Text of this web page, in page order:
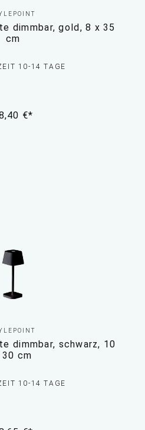
dimmbar, gold, 8 x 35
cm
10-14 TAGE
€*
dimmbar, schwarz, 10
30 cm
10-14 TAGE